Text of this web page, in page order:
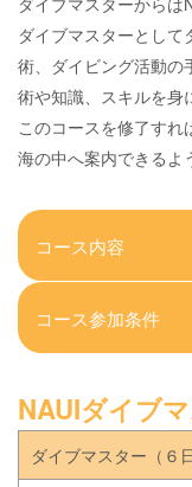
ダイブマスターとし
術、ダイビング活動の
術や知識、スキルを身
このコースを修了すれ
海の中へ案内できるよ
コース内容
コース参加条件
NAUIダイブ
ダイブマスター（６